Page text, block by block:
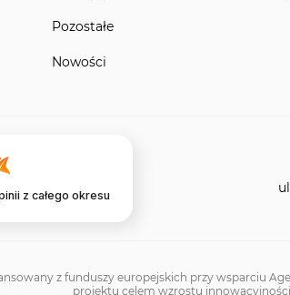
Pozostałe
Nowości
z całego okresu
z funduszy europejskich przy wsparciu
projektu celem wzrostu